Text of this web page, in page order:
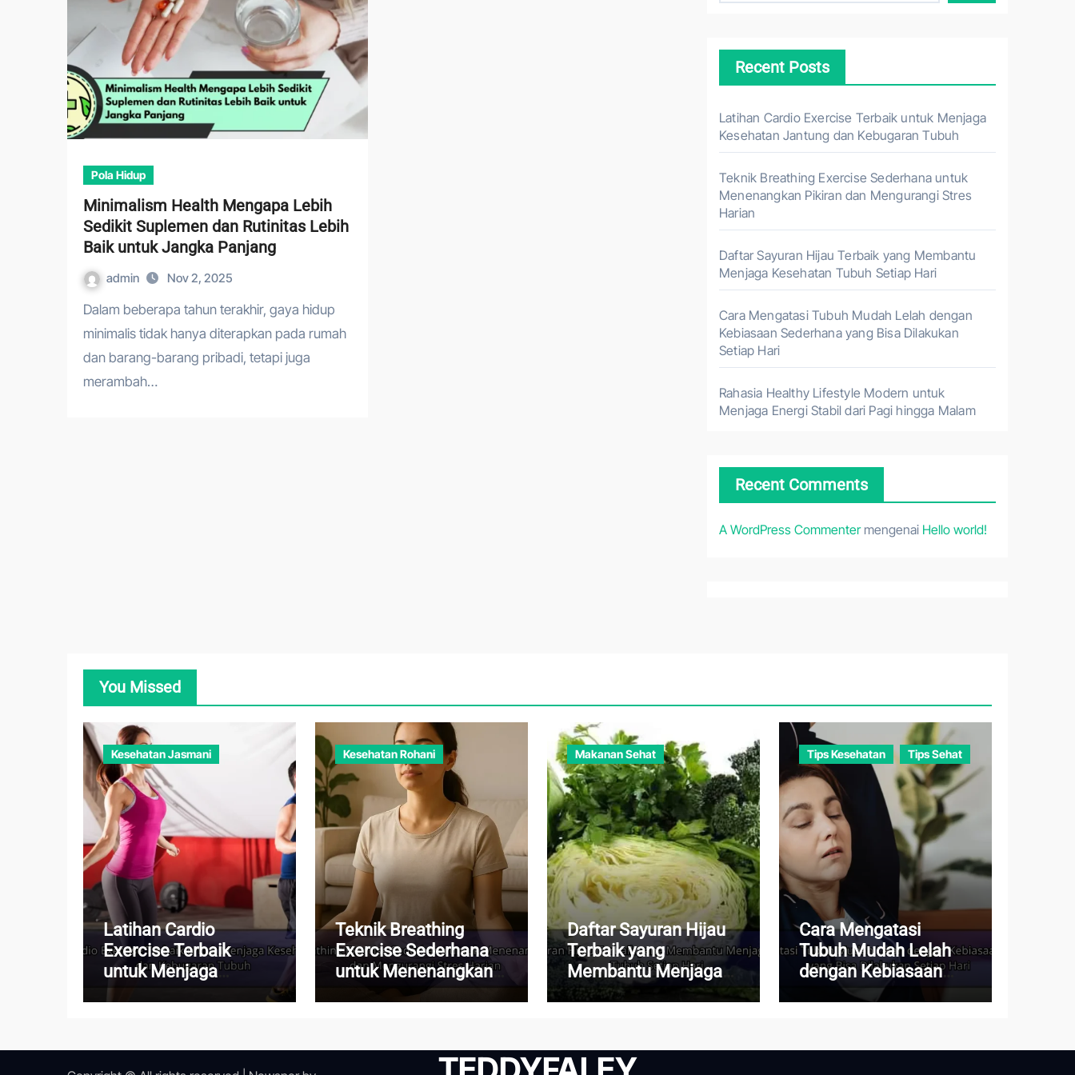
Pola Hidup
Minimalism Health Mengapa Lebih
Sedikit Suplemen dan Rutinitas Lebih
Baik untuk Jangka Panjang
admin Nov 2, 2025
Dalam beberapa tahun terakhir, gaya hidup
minimalis tidak hanya diterapkan pada rumah
dan barang-barang pribadi, tetapi juga
merambah…
Recent Posts
Latihan Cardio Exercise Terbaik untuk Menjaga
Kesehatan Jantung dan Kebugaran Tubuh
Teknik Breathing Exercise Sederhana untuk
Menenangkan Pikiran dan Mengurangi Stres
Harian
Daftar Sayuran Hijau Terbaik yang Membantu
Menjaga Kesehatan Tubuh Setiap Hari
Cara Mengatasi Tubuh Mudah Lelah dengan
Kebiasaan Sederhana yang Bisa Dilakukan
Setiap Hari
Rahasia Healthy Lifestyle Modern untuk
Menjaga Energi Stabil dari Pagi hingga Malam
Recent Comments
A WordPress Commentermengenai Hello world!
You Missed
Kesehatan Jasmani
Latihan Cardio
Exercise Terbaik
untuk Menjaga
Kesehatan Jantung
Kesehatan Rohani
Teknik Breathing
Exercise Sederhana
untuk Menenangkan
Pikiran dan
Makanan Sehat
Daftar Sayuran Hijau
Terbaik yang
Membantu Menjaga
Kesehatan Tubuh
Tips Kesehatan Tips Sehat
Cara Mengatasi
Tubuh Mudah Lelah
dengan Kebiasaan
Sederhana yang Bisa